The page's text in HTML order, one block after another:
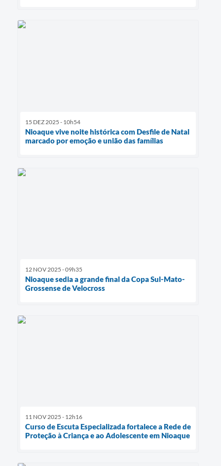
15 DEZ 2025 - 10h54
Nioaque vive noite histórica com Desfile de Natal
marcado por emoção e união das famílias
12 NOV 2025 - 09h35
Nioaque sedia a grande final da Copa Sul-Mato-
Grossense de Velocross
11 NOV 2025 - 12h16
Curso de Escuta Especializada fortalece a Rede de
Proteção à Criança e ao Adolescente em Nioaque